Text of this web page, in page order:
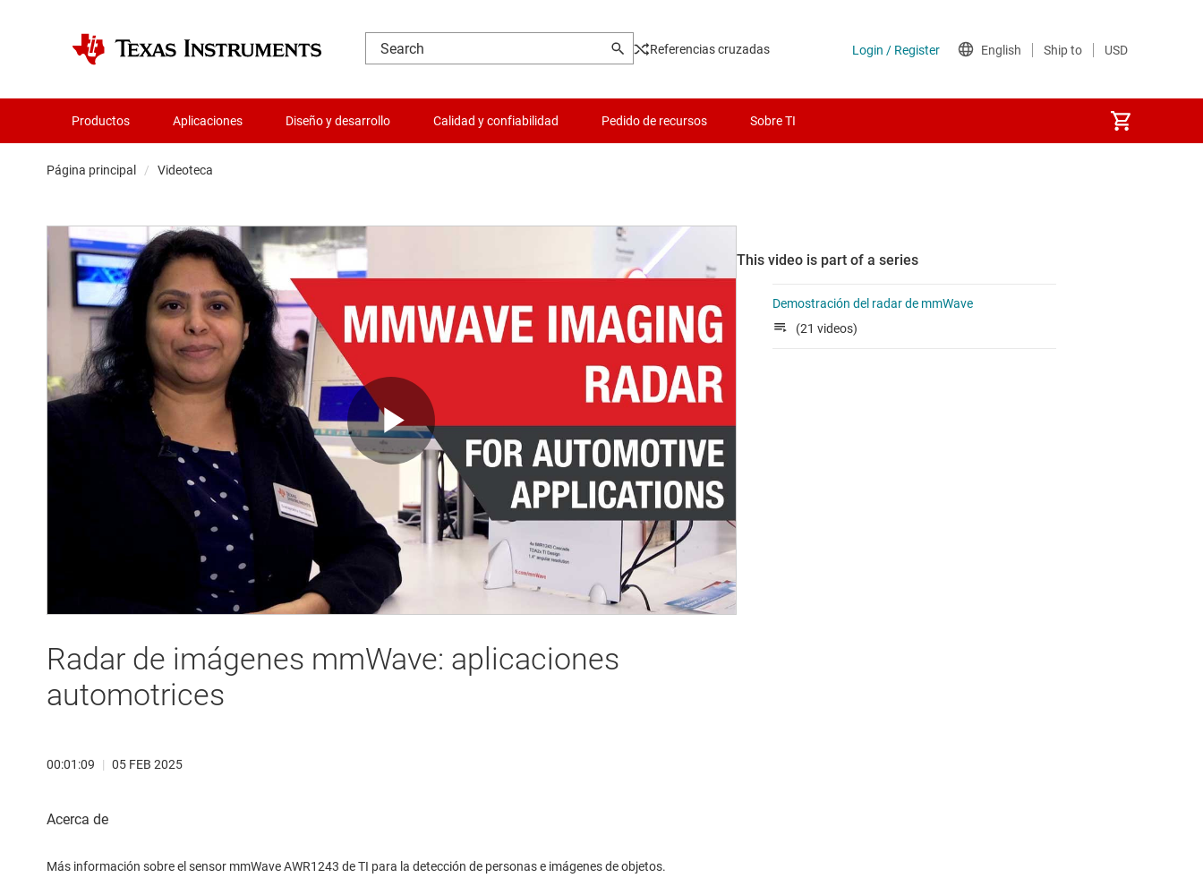
Referencias cruzadas
Productos Aplicaciones Diseño y desarrollo Calidad y confiabilidad Pedido de recursos Sobre TI
Página principal Videoteca
Play
Video
Radar de imágenes mmWave: aplicaciones
automotrices
00:01:09 | 05 FEB 2025
Más información sobre el sensor mmWave AWR1243 de TI para la detección de personas e imágenes de objetos.
This video is part of a series
Demostración del radar de mmWave
(21 videos)